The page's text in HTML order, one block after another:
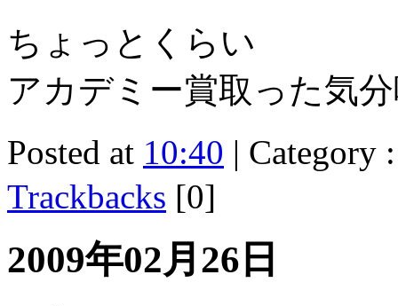
ちょっとくらい
アカデミー賞取った気
Posted at 10:40 | Category
Trackbacks [0]
2009年02月26日